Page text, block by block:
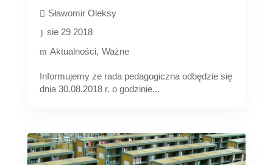
Sławomir Oleksy
sie 29 2018
Aktualności Ważne
Informujemy że rada pedagogiczna odbędzie się
dnia 30.08.2018 r. o godzinie...